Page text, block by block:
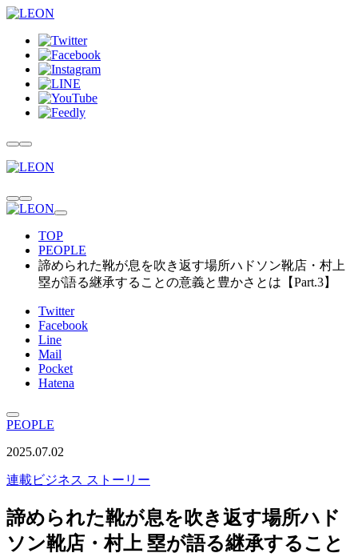
TOP
PEOPLE
諦められた靴が息を吹き返す場所ハドソン靴店・村上
塁が語る継承することの意義と豊かさとは【Part.3】
Twitter
Facebook
Line
Mail
Pocket
Hatena
PEOPLE
2025.07.02
連載ビジネス ストーリー
諦められた靴が息を吹き返す場所ハド
ソン靴店・村上 塁が語る継承すること